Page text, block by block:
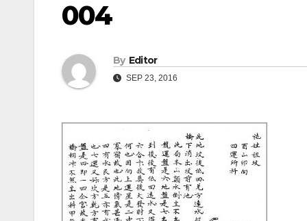
004
By Editor
SEP 23, 2016